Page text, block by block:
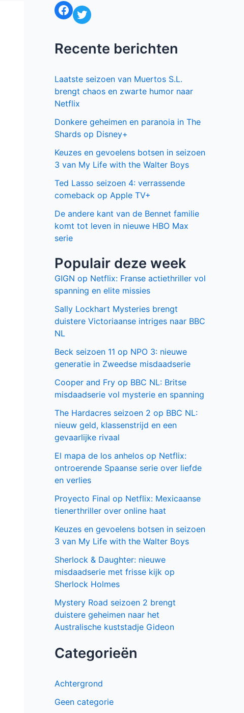
Facebook Twitter
Recente berichten
Laatste seizoen van Muertos S.L.
brengt chaos en zwarte humor naar
Netflix
Donkere geheimen en paranoia in The
Shards op Disney+
Keuzes en gevoelens botsen in seizoen
3 van My Life with the Walter Boys
Ted Lasso seizoen 4: verrassende
comeback op Apple TV+
De andere kant van de Bennet familie
komt tot leven in nieuwe HBO Max
serie
Populair deze week
GIGN op Netflix: Franse actiethriller vol
spanning en elite missies
Sally Lockhart Mysteries brengt
duistere Victoriaanse intriges naar BBC
NL
Beck seizoen 11 op NPO 3: nieuwe
generatie in Zweedse misdaadserie
Cooper and Fry op BBC NL: Britse
misdaadserie vol mysterie en spanning
The Hardacres seizoen 2 op BBC NL:
nieuw geld, klassenstrijd en een
gevaarlijke rivaal
El mapa de los anhelos op Netflix:
ontroerende Spaanse serie over liefde
en verlies
Proyecto Final op Netflix: Mexicaanse
tienerthriller over online haat
Keuzes en gevoelens botsen in seizoen
3 van My Life with the Walter Boys
Sherlock & Daughter: nieuwe
misdaadserie met frisse kijk op
Sherlock Holmes
Mystery Road seizoen 2 brengt
duistere geheimen naar het
Australische kuststadje Gideon
Categorieën
Achtergrond
Geen categorie